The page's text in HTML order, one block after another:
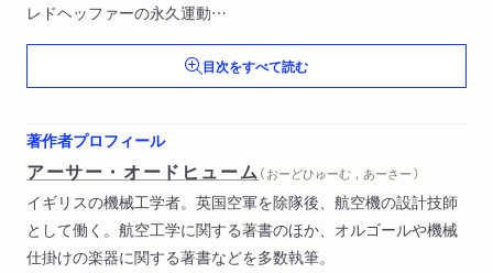
レドヘッファーの永久運動
キリーと驚異のモーター
気化や液化についての妙案
驚くべきガラベド計画
永久運動発明家、特許局から締め出される
転がる球の時計
永久ランプ
哲学的永久運動と原子エネルギー
永久運動発明家の永久性
目次をすべて読む
著作者プロフィール
アーサー・オードヒューム（ おーどひゅーむ，あーさー ）
イギリスの機械工学者。英国空軍を除隊後、航空機の設計技師
として働く。航空工学に関する著書のほか、オルゴールや機械
仕掛けの楽器に関する著書などを多数執筆。